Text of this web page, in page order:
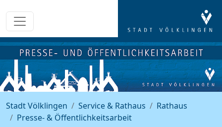
Stadt Völklingen Service & Rathaus
Rathaus
Presse- & Öffentlichkeitsarbeit